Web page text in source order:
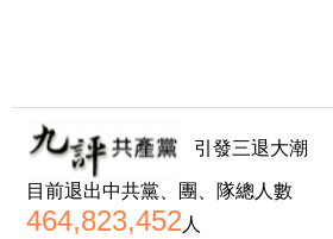
引發三退大潮
目前退出中共黨、團、隊總人數
464,823,452 人